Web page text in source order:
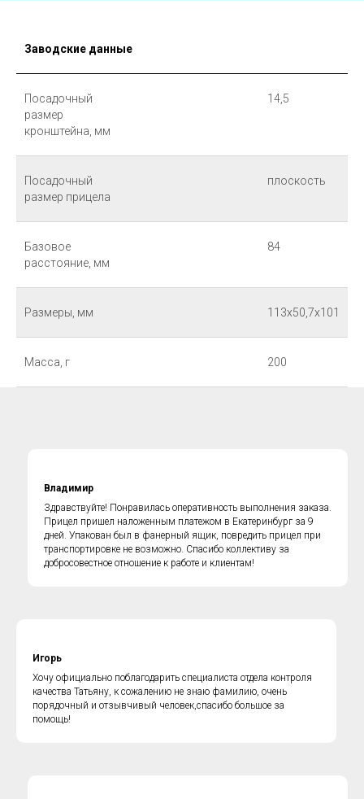
Заводские данные
Посадочный
размер
кронштейна, мм
14,5
Посадочный
размер прицела
плоскость
Базовое
расстояние, мм
84
Размеры, мм 113х50,7х101
Масса, г 200
Владимир
Здравствуйте! Понравилась оперативность выполнения заказа.
Прицел пришел наложенным платежом в Екатеринбург за 9
дней. Упакован был в фанерный ящик, повредить прицел при
транспортировке не возможно. Спасибо коллективу за
добросовестное отношение к работе и клиентам!
Игорь
Хочу официально поблагодарить специалиста отдела контроля
качества Татьяну, к сожалению не знаю фамилию, очень
порядочный и отзывчивый человек,спасибо большое за
помощь!